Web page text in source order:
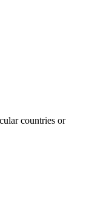
countries or